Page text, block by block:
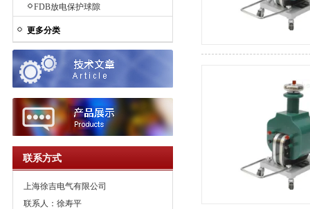
FDB放电保护球隙
更多分类
联系方式
上海徐吉电气有限公司
联系人：徐寿平